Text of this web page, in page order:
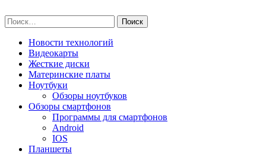
to
content
Найти:
Новости технологий
Видеокарты
Жесткие диски
Материнские платы
Ноутбуки
Обзоры ноутбуков
Обзоры смартфонов
Программы для смартфонов
Android
IOS
Планшеты